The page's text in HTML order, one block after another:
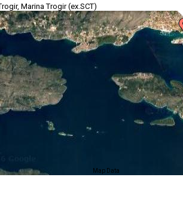
Marina Trogir (ex.SCT)
Map Data